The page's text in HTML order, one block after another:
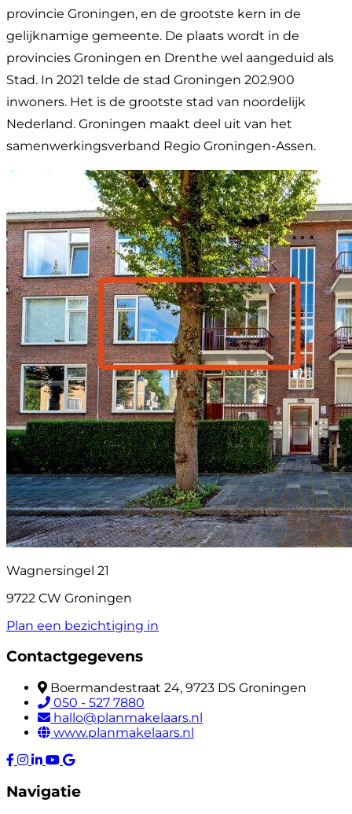
provincie Groningen, en de grootste kern in de
gelijknamige gemeente. De plaats wordt in de
provincies Groningen en Drenthe wel aangeduid als
Stad. In 2021 telde de stad Groningen 202.900
inwoners. Het is de grootste stad van noordelijk
Nederland. Groningen maakt deel uit van het
samenwerkingsverband Regio Groningen-Assen.
Wagnersingel 21
9722 CW Groningen
Plan een bezichtiging in
Contactgegevens
Boermandestraat 24, 9723 DS Groningen
050 - 527 7880
hallo@planmakelaars.nl
www.planmakelaars.nl
Navigatie